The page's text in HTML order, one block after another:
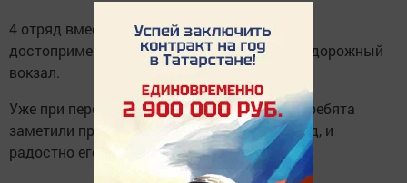
4 отряд вместе с 3 отрядом посетили
достопримечательность г.Нурлат - железнодорожный
вокзал.
Уже при переходе через пешеходный мост, ребята
заметили приближающийся товарный поезд, и
радостно его поприветствовали.